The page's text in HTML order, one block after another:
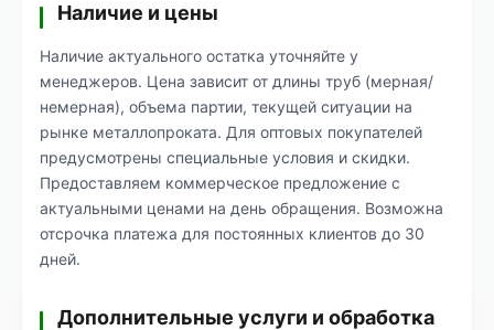
Наличие и цены
Наличие актуального остатка уточняйте у
менеджеров. Цена зависит от длины труб (мерная/
немерная), объема партии, текущей ситуации на
рынке металлопроката. Для оптовых покупателей
предусмотрены специальные условия и скидки.
Предоставляем коммерческое предложение с
актуальными ценами на день обращения. Возможна
отсрочка платежа для постоянных клиентов до 30
дней.
Дополнительные услуги и обработка